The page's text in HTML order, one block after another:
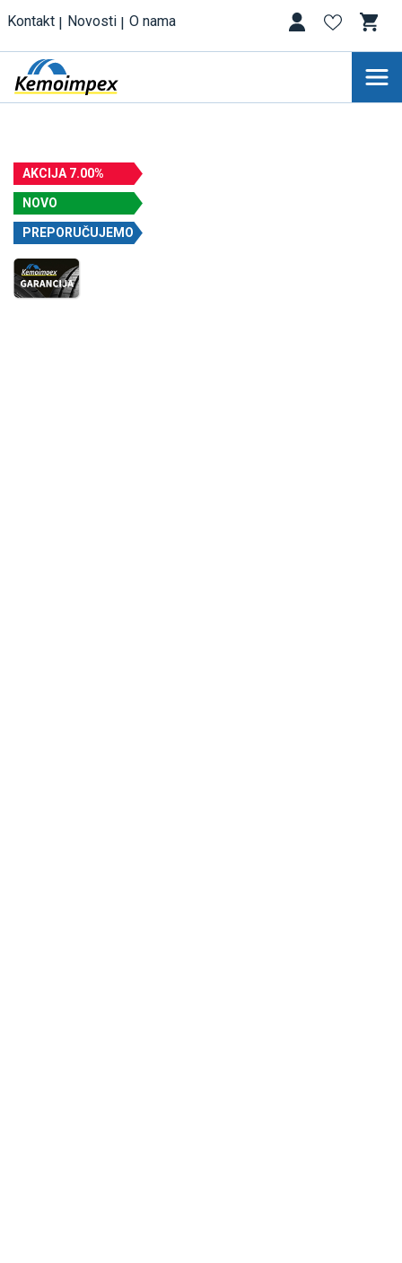
Kontakt Novosti O nama
AKCIJA 7.00%
NOVO
PREPORUČUJEMO